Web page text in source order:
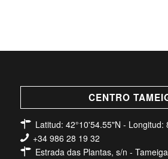
CENTRO
Latitud: 42°10'54.55"N - Longitud:
+34 986 28 19 32
Estrada das Plantas, s/n -